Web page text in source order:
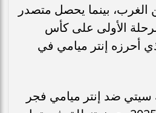
بينما يحصل متصدر
الأولى على كأس
أحرزه إنتر ميامي في
سيتي ضد إنتر ميامي فجر